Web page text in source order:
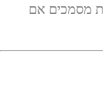
מסמכים אם